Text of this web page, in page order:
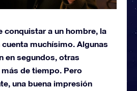
conquistar a un hombre, la
muchísimo. Algunas
en segundos, otras
de tiempo. Pero
una buena impresión